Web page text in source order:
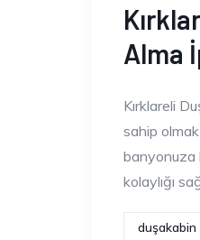
Alma
Kırklareli
sahip
banyonuza
kolaylığı
duşakabin